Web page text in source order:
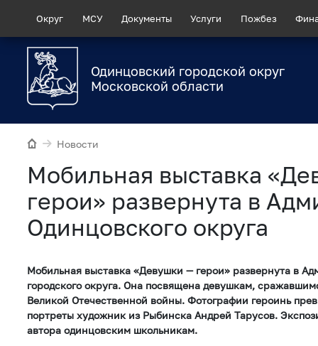
Округ МСУ Документы Услуги Пожбез
Одинцовский городской округ
Московской области
Новости
Мобильная выставка
герои» развернута в
Одинцовского округа
Мобильная выставка «Девушки — герои» развернута в
городского округа. Она посвящена девушкам,
Великой Отечественной войны. Фотографии героинь
портреты художник из Рыбинска Андрей Тарусов.
автора одинцовским школьникам.